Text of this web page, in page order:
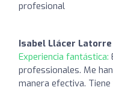
profesional
Isabel Llácer Latorre
Experiencia fantástica:
professionales. Me
manera efectiva.